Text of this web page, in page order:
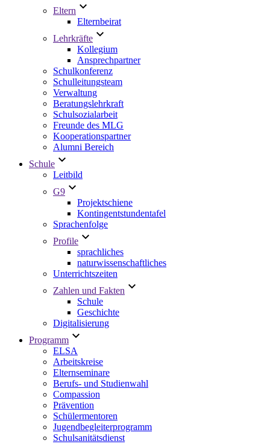
Eltern
Elternbeirat
Lehrkräfte
Kollegium
Ansprechpartner
Schulkonferenz
Schulleitungsteam
Verwaltung
Beratungslehrkraft
Schulsozialarbeit
Freunde des MLG
Kooperationspartner
Alumni Bereich
Schule
Leitbild
G9
Projektschiene
Kontingentstundentafel
Sprachenfolge
Profile
sprachliches
naturwissenschaftliches
Unterrichtszeiten
Zahlen und Fakten
Schule
Geschichte
Digitalisierung
Programm
ELSA
Arbeitskreise
Elternseminare
Berufs- und Studienwahl
Compassion
Prävention
Schülermentoren
Jugendbegleiterprogramm
Schulsanitätsdienst